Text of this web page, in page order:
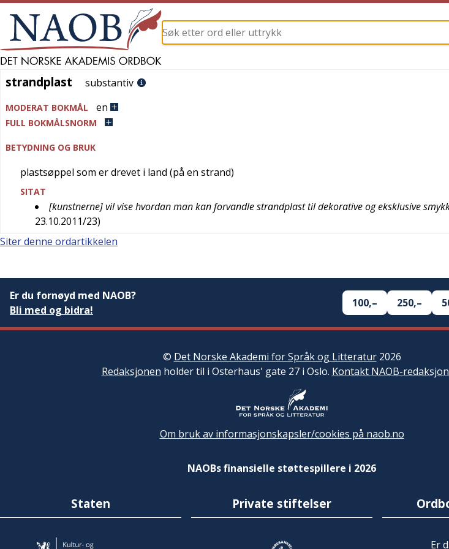
strandplast
strandplast substantiv
MODERAT BOKMÅL en
FULL BOKMÅLSNORM
BETYDNING OG BRUK
plastsøppel som er drevet i land (på en strand)
SITAT
[kunstnerne] vil vise hvordan man kan forvandle strandplast til dekorative og eksklusive
23.10.2011/23)
Siter denne ordartikkelen
Er du fornøyd med NAOB?
Bli med og bidra!
100,– 250,–
© Det Norske Akademi for Språk og Litteratur2026
Redaksjonen holder til i Osterhaus' gate 27 i Oslo. Kontakt NAOB-
Om bruk av informasjonskapsler/cookies på naob.no
NAOBs finansielle støttespillere i 2026
Staten Private stiftelser
Er